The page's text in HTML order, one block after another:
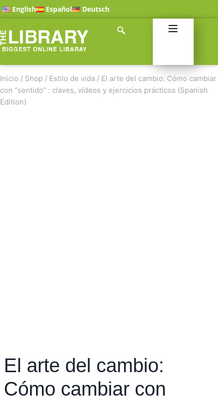
English Español Deutsch
Inicio / Shop / Estilo de vida / El arte del cambio: Cómo cambiar
con “sentido” : claves, vídeos y ejercicios prácticos (Spanish
Edition)
El arte del cambio:
Cómo cambiar con